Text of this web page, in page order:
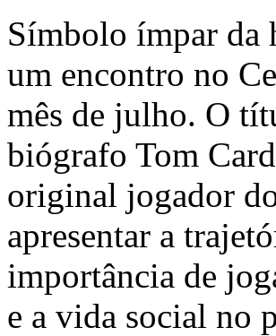
Símbolo ímpar da
um encontro no
mês de julho. O
biógrafo Tom
original jogador
apresentar a
importância de
e a vida social no